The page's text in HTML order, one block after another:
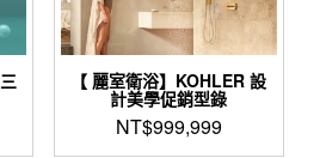
【 麗室衛浴】KOHLER 設
計美學促銷型錄
NT$999,999